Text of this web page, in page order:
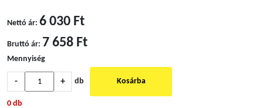
Nettó ár: 6 030 Ft
Bruttó ár: 7 658 Ft
Mennyiség
- + db Kosárba
0 db